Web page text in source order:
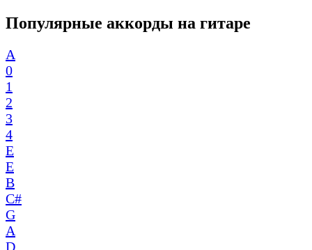
Популярные аккорды на гитаре
A
0
1
2
3
4
E
E
B
C#
G
A
D